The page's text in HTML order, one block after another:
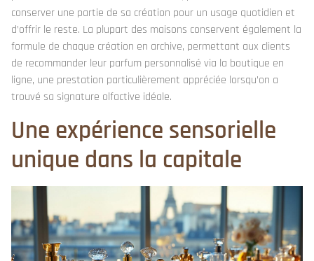
conserver une partie de sa création pour un usage quotidien et
d’offrir le reste. La plupart des maisons conservent également la
formule de chaque création en archive, permettant aux clients
de recommander leur parfum personnalisé via la boutique en
ligne, une prestation particulièrement appréciée lorsqu’on a
trouvé sa signature olfactive idéale.
Une expérience sensorielle
unique dans la capitale